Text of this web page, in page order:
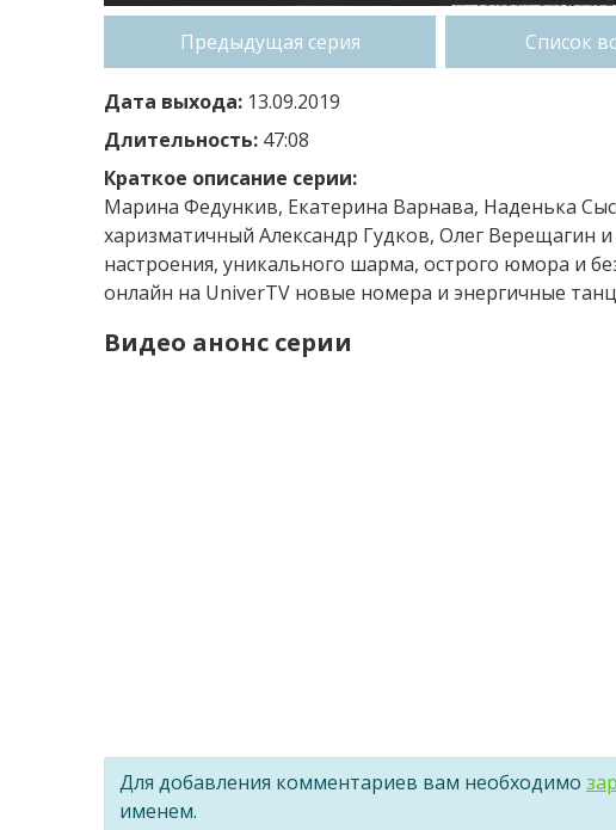
Предыдущая серия Список
Дата выхода: 13.09.2019
Длительность: 47:08
Краткое описание серии:
Марина Федункив, Екатерина Варнава, Наденька
харизматичный Александр Гудков, Олег Верещагин
настроения, уникального шарма, острого юмора и
онлайн на UniverTV новые номера и энергичные
Видео анонс серии
Для добавления комментариев вам необходимо
именем.